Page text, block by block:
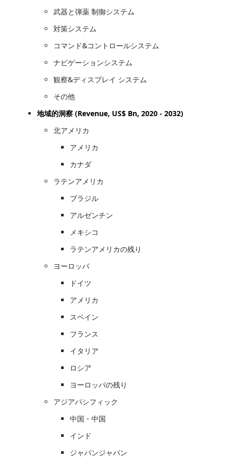
武器と弾薬 制御システム
対策システム
コマンド&コントロールシステム
ナビゲーションシステム
観察&ディスプレイ システム
その他
地域的洞察 (Revenue, US$ Bn, 2020 - 2032)
北アメリカ
アメリカ
カナダ
ラテンアメリカ
ブラジル
アルゼンチン
メキシコ
ラテンアメリカの残り
ヨーロッパ
ドイツ
アメリカ
スペイン
フランス
イタリア
ロシア
ヨーロッパの残り
アジアパシフィック
中国・中国
インド
ジャパンジャパン